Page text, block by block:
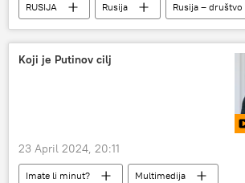
RUSIJA Rusija Rusija – društvo
Koji je Putinov cilj
23 April 2024, 20:11
Imate li minut? Multimedija